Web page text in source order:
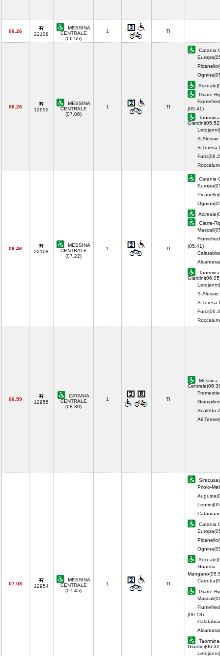
06.26
22108
MESSINA
CENTRALE
(06.55)
1 TI
06.26
12950
MESSINA
CENTRALE
(07.06)
1 TI
Catania
Giarre-
(05.41)
S.Alessio
S.Teresa
06.46
22108
MESSINA
CENTRALE
(07.22)
1 TI
Catania
Giarre-
(05.41)
S.Alessio
S.Teresa
06.59
12955
CATANIA
CENTRALE
(08.30)
1 TI
Messina
Scaletta
Ali
07.08 12954
MESSINA
CENTRALE
(07.45)
1 TI
Priolo-
Catania
Guardia-
Giarre-
(06.13)